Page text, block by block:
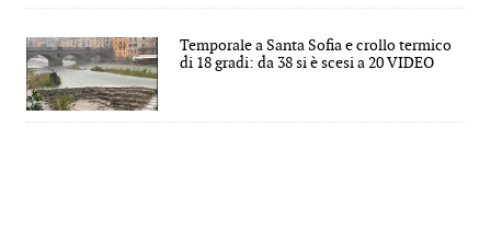
Temporale a Santa Sofia e crollo termico
di 18 gradi: da 38 si è scesi a 20 VIDEO